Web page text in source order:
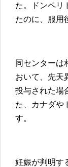
た。ドンペリ
たのに、服用
同センターは
おいて、先天
投与された場
た、カナダや
す。
妊娠が判明す